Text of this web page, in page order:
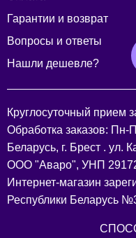
Гарантии и возврат
Вопросы и ответы
Нашли дешевле?
Круглосуточный прием
Обработка заказов: Пн-
Беларусь, г. Брест . ул.
ООО "Аваро", УНП
Интернет-магазин
Республики Беларусь